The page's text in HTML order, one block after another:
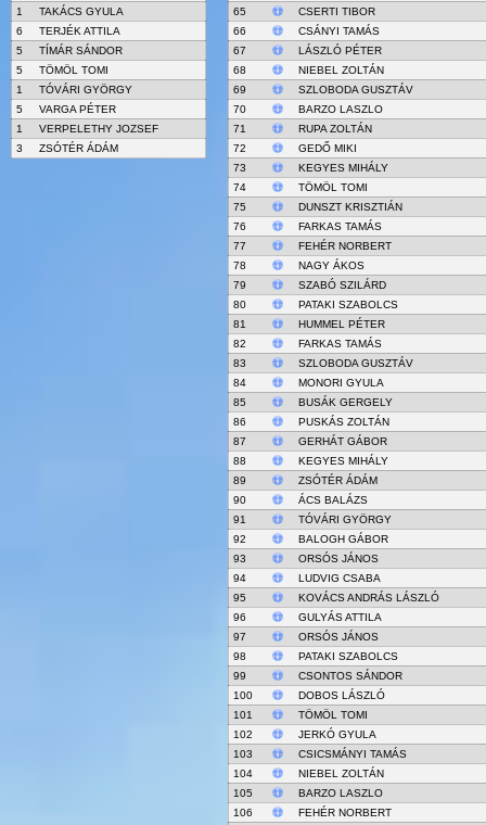
1
TAKÁCS GYULA
6
TERJÉK ATTILA
5
TÍMÁR SÁNDOR
5
TÖMÖL TOMI
1
TÓVÁRI GYÖRGY
5
VARGA PÉTER
1
VERPELETHY JOZSEF
3
ZSÓTÉR ÁDÁM
65
CSERTI TIBOR
66
CSÁNYI TAMÁS
67
LÁSZLÓ PÉTER
68
NIEBEL ZOLTÁN
69
SZLOBODA GUSZTÁV
70
BARZO LASZLO
71
RUPA ZOLTÁN
72
GEDŐ MIKI
73
KEGYES MIHÁLY
74
TÖMÖL TOMI
75
DUNSZT KRISZTIÁN
76
FARKAS TAMÁS
77
FEHÉR NORBERT
78
NAGY ÁKOS
79
SZABÓ SZILÁRD
80
PATAKI SZABOLCS
81
HUMMEL PÉTER
82
FARKAS TAMÁS
83
SZLOBODA GUSZTÁV
84
MONORI GYULA
85
BUSÁK GERGELY
86
PUSKÁS ZOLTÁN
87
GERHÁT GÁBOR
88
KEGYES MIHÁLY
89
ZSÓTÉR ÁDÁM
90
ÁCS BALÁZS
91
TÓVÁRI GYÖRGY
92
BALOGH GÁBOR
93
ORSÓS JÁNOS
94
LUDVIG CSABA
95
KOVÁCS ANDRÁS LÁSZLÓ
96
GULYÁS ATTILA
97
ORSÓS JÁNOS
98
PATAKI SZABOLCS
99
CSONTOS SÁNDOR
100
DOBOS LÁSZLÓ
101
TÖMÖL TOMI
102
JERKÓ GYULA
103
CSICSMÁNYI TAMÁS
104
NIEBEL ZOLTÁN
105
BARZO LASZLO
106
FEHÉR NORBERT